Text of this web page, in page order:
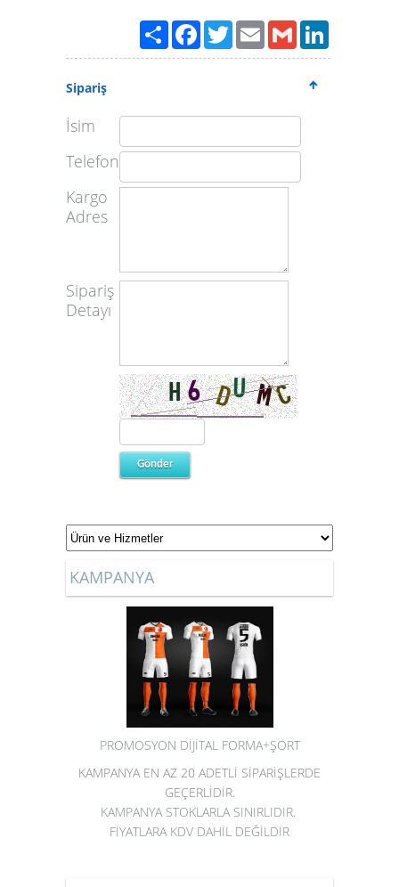
PaylaşFacebook
TwitterEmailGmail
Sipariş
İsim
Telefon
Kargo
Adres
Sipariş
Detayı
KAMPANYA
PROMOSYON DİJİTAL FORMA+ŞORT
KAMPANYA EN AZ 20 ADETLİ SİPARİŞLERDE
GEÇERLİDİR.
KAMPANYA STOKLARLA SINIRLIDIR.
FİYATLARA KDV DAHİL DEĞİLDİR